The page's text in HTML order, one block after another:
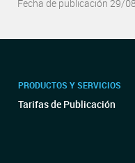
Fecha de publicación 29/
PRODUCTOS Y SERVICIOS
Tarifas de Publicación